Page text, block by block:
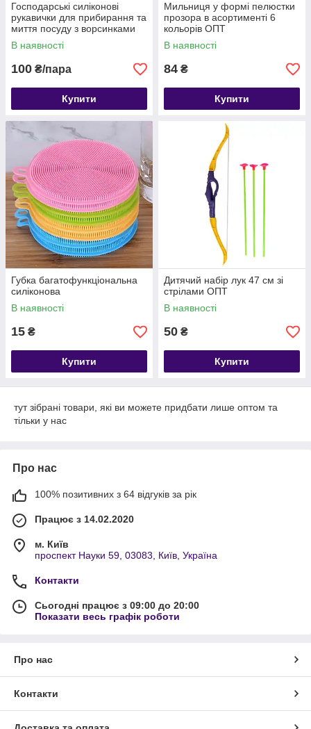
Господарські силіконові
рукавички для прибирання та
миття посуду з ворсинками
ОПТ
В наявності
100 ₴/пара
Купити
Мильниця у формі пелюстки
прозора в асортименті 6
кольорів ОПТ
В наявності
84 ₴
Купити
Губка багатофункціональна
силіконова
В наявності
15 ₴
Купити
Дитячий набір лук 47 см зі
стрілами ОПТ
В наявності
50 ₴
Купити
тут зібрані товари, які ви можете придбати лише оптом та
тільки у нас
Про нас
100% позитивних з 64 відгуків за рік
Працює з 14.02.2020
м. Київ
проспект Науки 59, 03083, Київ, Україна
Контакти
Сьогодні працює з 09:00 до 20:00
Показати весь графік роботи
Про нас
Контакти